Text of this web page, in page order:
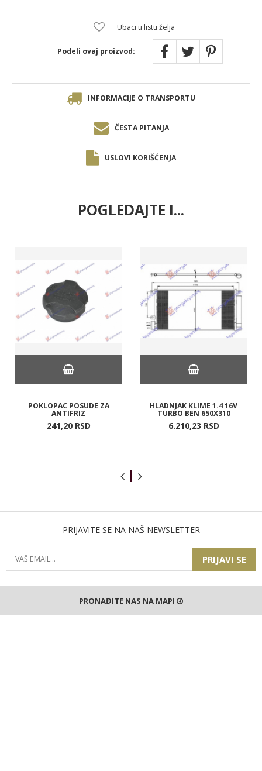
Ubaci u listu želja
Podeli ovaj proizvod:
INFORMACIJE O TRANSPORTU
ČESTA PITANJA
USLOVI KORIŠĆENJA
POGLEDAJTE I...
POKLOPAC POSUDE ZA
ANTIFRIZ
241,20 RSD
HLADNJAK KLIME 1.4 16V
TURBO BEN 650X310
6.210,23 RSD
PRIJAVITE SE NA NAŠ NEWSLETTER
PRIJAVI SE
PRONAĐITE NAS NA MAPI